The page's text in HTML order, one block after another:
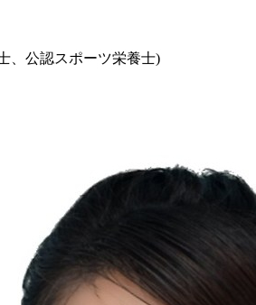
、公認スポーツ栄養士)